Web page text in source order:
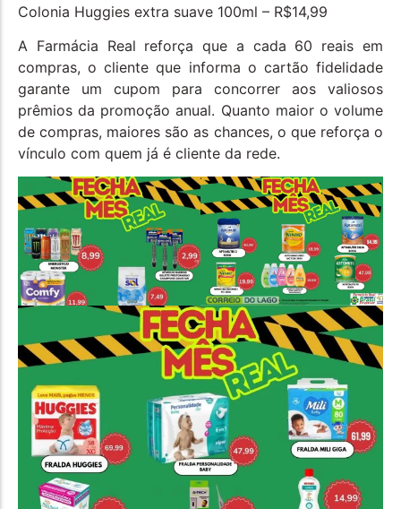
Colonia Huggies extra suave 100ml – R$14,99
A Farmácia Real reforça que a cada 60 reais em
compras, o cliente que informa o cartão fidelidade
garante um cupom para concorrer aos valiosos
prêmios da promoção anual. Quanto maior o volume
de compras, maiores são as chances, o que reforça o
vínculo com quem já é cliente da rede.